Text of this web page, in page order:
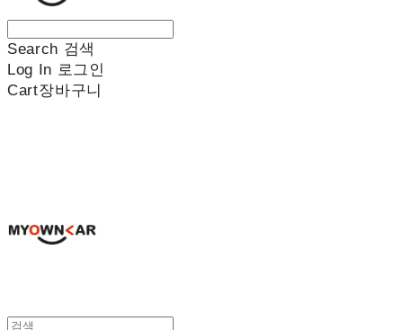
Search 검색
Log In 로그인
Cart장바구니